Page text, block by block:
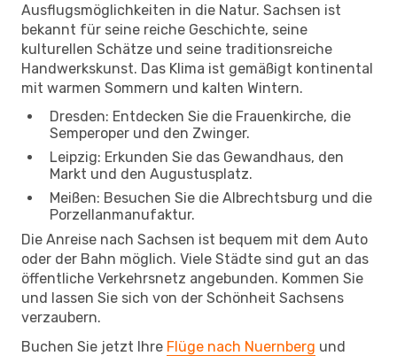
Ausflugsmöglichkeiten in die Natur. Sachsen ist
bekannt für seine reiche Geschichte, seine
kulturellen Schätze und seine traditionsreiche
Handwerkskunst. Das Klima ist gemäßigt kontinental
mit warmen Sommern und kalten Wintern.
Dresden: Entdecken Sie die Frauenkirche, die
Semperoper und den Zwinger.
Leipzig: Erkunden Sie das Gewandhaus, den
Markt und den Augustusplatz.
Meißen: Besuchen Sie die Albrechtsburg und die
Porzellanmanufaktur.
Die Anreise nach Sachsen ist bequem mit dem Auto
oder der Bahn möglich. Viele Städte sind gut an das
öffentliche Verkehrsnetz angebunden. Kommen Sie
und lassen Sie sich von der Schönheit Sachsens
verzaubern.
Buchen Sie jetzt Ihre Flüge nach Nuernberg und